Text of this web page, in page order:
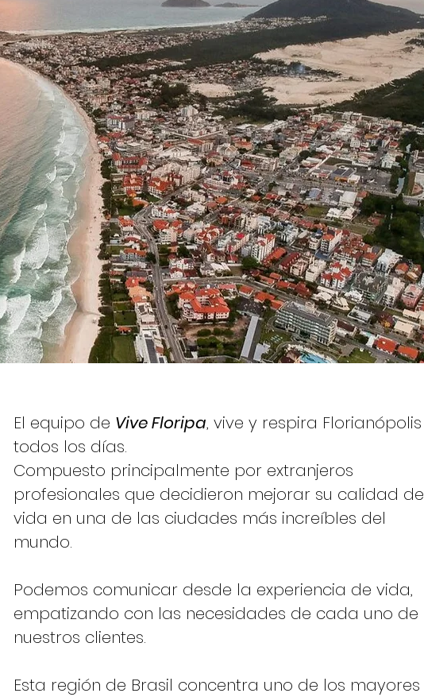
El equipo de Vive Floripa, vive y respira Florianópolis
todos los días.
Compuesto principalmente por extranjeros
profesionales que decidieron mejorar su calidad de
vida en una de las ciudades más increíbles del
mundo.
Podemos comunicar desde la experiencia de vida,
empatizando con las necesidades de cada uno de
nuestros clientes.
Esta región de Brasil concentra uno de los mayores